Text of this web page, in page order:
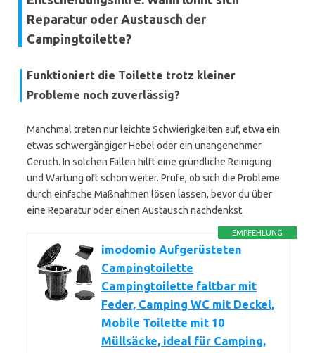
Reparatur oder Austausch der
Campingtoilette?
Funktioniert die Toilette trotz kleiner
Probleme noch zuverlässig?
Manchmal treten nur leichte Schwierigkeiten auf, etwa ein
etwas schwergängiger Hebel oder ein unangenehmer
Geruch. In solchen Fällen hilft eine gründliche Reinigung
und Wartung oft schon weiter. Prüfe, ob sich die Probleme
durch einfache Maßnahmen lösen lassen, bevor du über
eine Reparatur oder einen Austausch nachdenkst.
EMPFEHLUNG
imodomio Aufgerüsteten
Campingtoilette
Campingtoilette faltbar mit
Feder, Camping WC mit Deckel,
Mobile Toilette mit 10
Müllsäcke, ideal für Camping,